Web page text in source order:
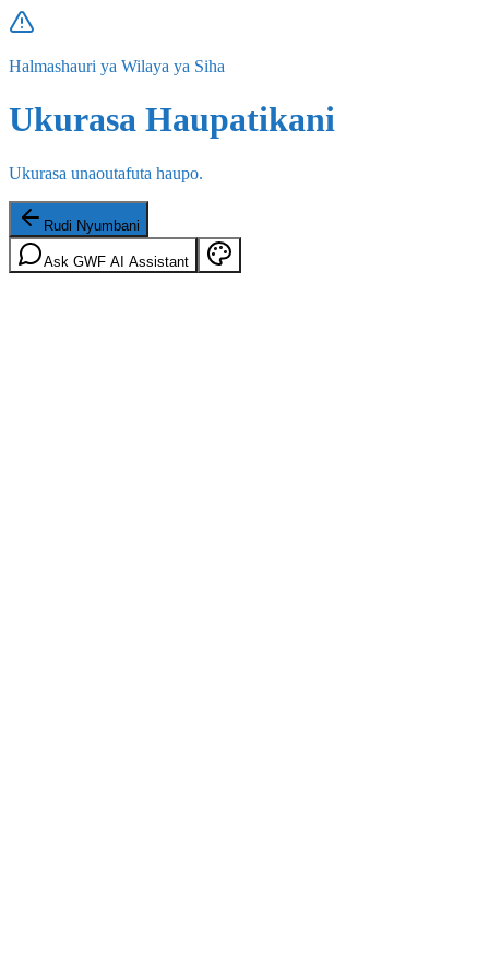
Halmashauri ya Wilaya ya Siha
Ukurasa Haupatikani
Ukurasa unaoutafuta haupo.
Rudi Nyumbani
Ask GWF AI Assistant